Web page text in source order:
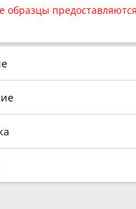
образцы